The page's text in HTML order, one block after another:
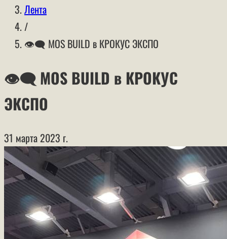
Лента
/
👁‍🗨 MOS BUILD в КРОКУС ЭКСПО
👁‍🗨 MOS BUILD в КРОКУС
ЭКСПО
31 марта 2023 г.